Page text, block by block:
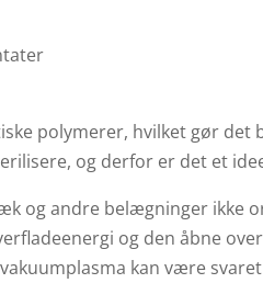
polymerer, hvilket gør det
og derfor er det et
og andre belægninger ikke
og den åbne
kan være